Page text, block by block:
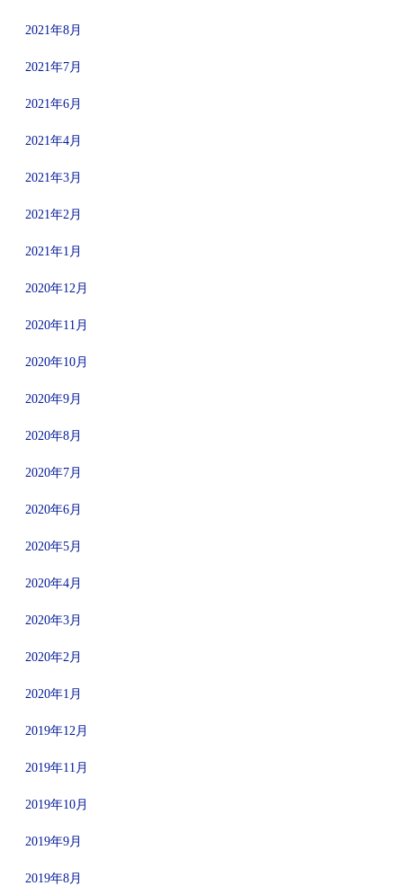
2021年8月
2021年7月
2021年6月
2021年4月
2021年3月
2021年2月
2021年1月
2020年12月
2020年11月
2020年10月
2020年9月
2020年8月
2020年7月
2020年6月
2020年5月
2020年4月
2020年3月
2020年2月
2020年1月
2019年12月
2019年11月
2019年10月
2019年9月
2019年8月